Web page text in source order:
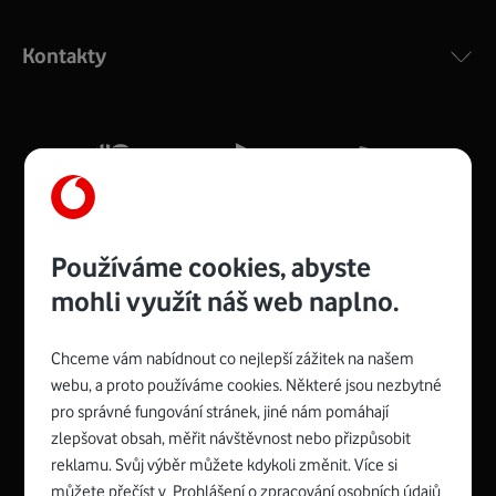
silný signál pro celou domácnost. Kompaktní rozměry 21
Více o COMPAL CH7465VF
Zyxel VMG8623-T50B:
Rozměry modemu jsou 16 x 22 x 7,5 cm (včetně stojánku)
a nabízí 4 gigabitové LAN porty a bezdrátové připojení Wi-
Spojte se s Vodafonem
Kontakty
Používáme cookies, abyste
mohli využít náš web naplno.
Chceme vám nabídnout co nejlepší zážitek na našem
webu, a proto používáme cookies. Některé jsou nezbytné
pro správné fungování stránek, jiné nám pomáhají
zlepšovat obsah, měřit návštěvnost nebo přizpůsobit
reklamu. Svůj výběr můžete kdykoli změnit. Více si
můžete přečíst v Prohlášení o zpracování osobních údajů